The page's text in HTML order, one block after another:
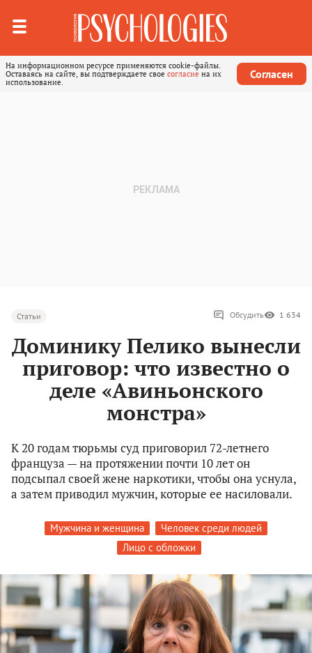
На информационном ресурсе применяются cookie-файлы.
Оставаясь на сайте, вы подтверждаете свое согласие на их
использование.
Согласен
Статьи Обсудить 1 634
Доминику Пелико вынесли
приговор: что известно о
деле «Авиньонского
монстра»
К 20 годам тюрьмы суд приговорил 72-летнего
француза — на протяжении почти 10 лет он
подсыпал своей жене наркотики, чтобы она уснула,
а затем приводил мужчин, которые ее насиловали.
Мужчина и женщина
Человек среди людей
Лицо с обложки